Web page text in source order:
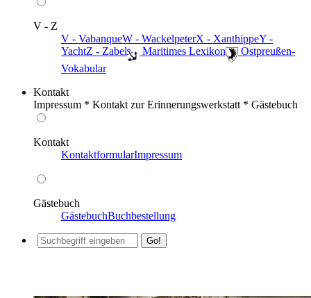
V - Z
V - VabanqueW - WackelpeterX - XanthippeY -
YachtZ - Zabel ️ Maritimes Lexikon
️ Ostpreußen-
Vokabular
Kontakt
Impressum * Kontakt zur Erinnerungswerkstatt * Gästebuch
Kontakt
KontaktformularImpressum
Gästebuch
GästebuchBuchbestellung